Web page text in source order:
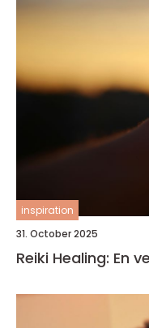
inspiration
31. October 2025
Reiki Healing: En